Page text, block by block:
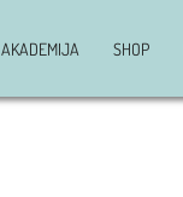
AKADEMIJA SHOP